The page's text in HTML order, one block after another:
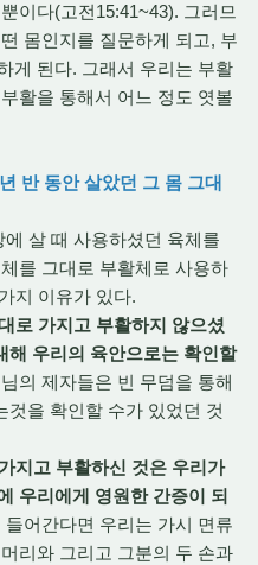
이다(고전15:41~43). 그러므
몸인지를 질문하게 되고, 부
게 된다. 그래서 우리는 부활
활을 통해서 어느 정도 엿볼
반 동안 살았던 그 몸 그대
살 때 사용하셨던 육체를
를 그대로 부활체로 사용하
지 이유가 있다.
로 가지고 부활하지 않으셨
해 우리의 육안으로는 확인할
의 제자들은 빈 무덤을 통해
을 확인할 수가 있었던 것
지고 부활하신 것은 우리가
우리에게 영원한 간증이 되
어간다면 우리는 가시 면류
리와 그리고 그분의 두 손과